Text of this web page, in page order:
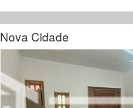
Nova Cidade